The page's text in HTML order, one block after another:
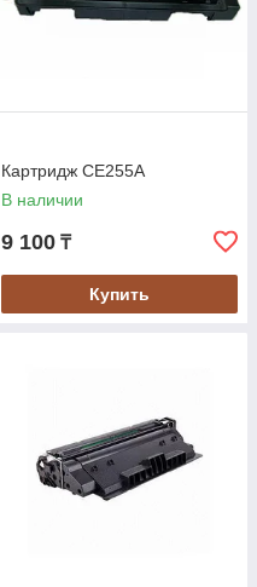
Картридж CE255A
В наличии
9 100 ₸
Купить